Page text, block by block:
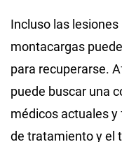
Incluso las
montacargas
para recuperarse.
puede buscar una
médicos actuales
de tratamiento y el